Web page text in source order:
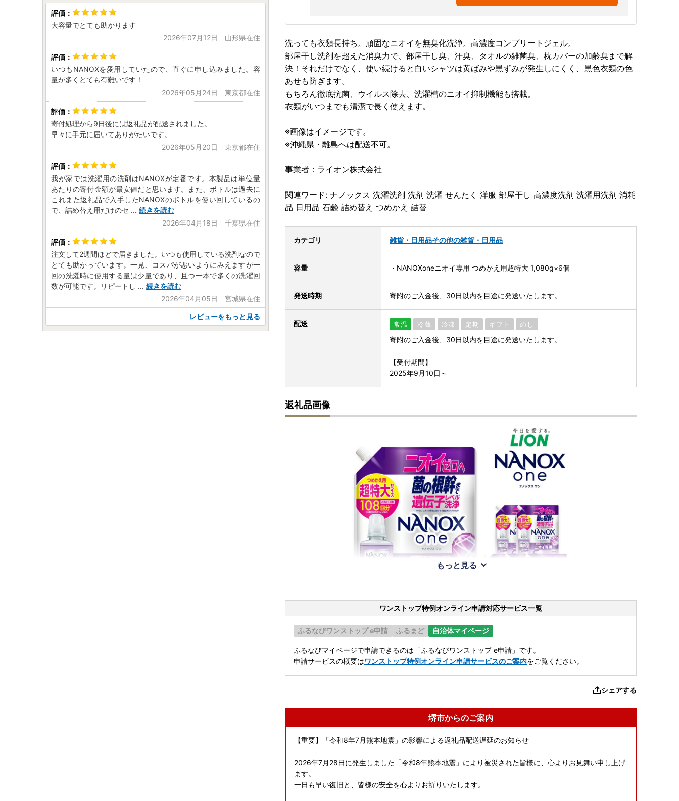
洗っても衣類長持ち。頑固なニオイを無臭化洗浄。高濃度コンプリートジェル。
部屋干し洗剤を超えた消臭力で、部屋干し臭、汗臭、タオルの雑菌臭、枕カバーの加齢臭まで解
決！それだけでなく、使い続けると白いシャツは黄ばみや黒ずみが発生しにくく、黒色衣類の色
あせも防ぎます。
もちろん徹底抗菌、ウイルス除去、洗濯槽のニオイ抑制機能も搭載。
衣類がいつまでも清潔で長く使えます。
※画像はイメージです。
※沖縄県・離島へは配送不可。
事業者：ライオン株式会社
関連ワード: ナノックス 洗濯洗剤 洗剤 洗濯 せんたく 洋服 部屋干し 高濃度洗剤 洗濯用洗剤 消耗
品 日用品 石鹸 詰め替え つめかえ 詰替
カテゴリ 雑貨・日用品その他の雑貨・日用品
容量 ・NANOXoneニオイ専用 つめかえ用超特大 1,080g×6個
発送時期 寄附のご入金後、30日以内を目途に発送いたします。
配送 常温 冷蔵 冷凍 定期 ギフト のし
寄附のご入金後、30日以内を目途に発送いたします。
【受付期間】
2025年9月10日～
返礼品画像
もっと見る
ワンストップ特例オンライン申請対応サービス一覧
ふるなびワンストップ e申請 ふるまど 自治体マイページ
ふるなびマイページで申請できるのは「ふるなびワンストップ e申請」です。
申請サービスの概要はワンストップ特例オンライン申請サービスのご案内をご覧ください。
シェアする
堺市からのご案内
【重要】「令和8年7月熊本地震」の影響による返礼品配送遅延のお知らせ
2026年7月28日に発生しました「令和8年熊本地震」により被災された皆様に、心よりお見舞い申し上げ
ます。
一日も早い復旧と、皆様の安全を心よりお祈りいたします。
大容量でとても助かります
2026年07月12日 山形県在住
いつもNANOXを愛用していたので、直ぐに申し込みました。容
量が多くとても有難いです！
2026年05月24日 東京都在住
寄付処理から9日後には返礼品が配送されました。
早々に手元に届いてありがたいです。
2026年05月20日 東京都在住
我が家では洗濯用の洗剤はNANOXが定番です。本製品は単位量
あたりの寄付金額が最安値だと思います。また、ボトルは過去に
これまた返礼品で入手したNANOXのボトルを使い回しているの
で、詰め替え用だけのセ ... 続きを読む
2026年04月18日 千葉県在住
注文して2週間ほどで届きました。いつも使用している洗剤なので
とても助かっています。一見、コスパが悪いようにみえますが一
回の洗濯時に使用する量は少量であり、且つ一本で多くの洗濯回
数が可能です。リピートし ... 続きを読む
2026年04月05日 宮城県在住
レビューをもっと見る